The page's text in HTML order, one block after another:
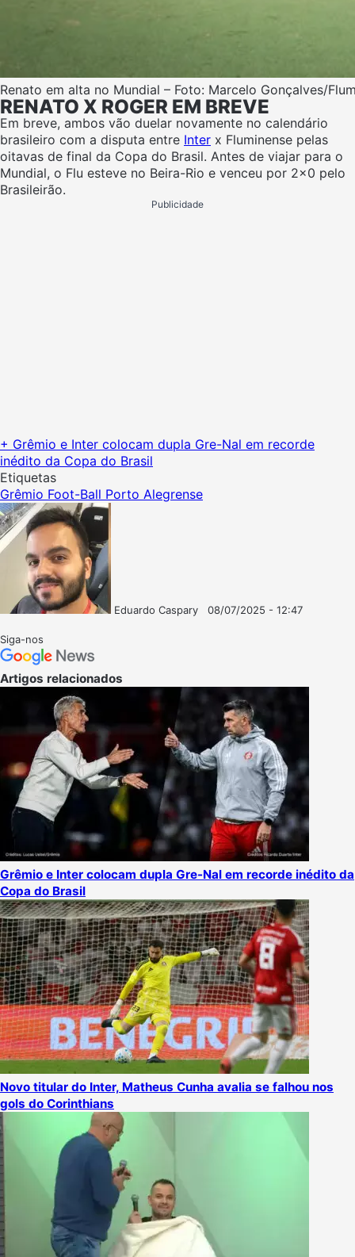
Renato em alta no Mundial – Foto: Marcelo Gonçalves/
RENATO X ROGER EM BREVE
Em breve, ambos vão duelar novamente no calendário
brasileiro com a disputa entre Inter x Fluminense pelas
oitavas de final da Copa do Brasil. Antes de viajar para o
Mundial, o Flu esteve no Beira-Rio e venceu por 2×0 pelo
Brasileirão.
Publicidade
+ Grêmio e Inter colocam dupla Gre-Nal em recorde
inédito da Copa do Brasil
Etiquetas
Grêmio Foot-Ball Porto Alegrense
Eduardo Caspary
08/07/2025 - 12:47
Siga-nos
Artigos relacionados
Grêmio e Inter colocam dupla Gre-Nal em recorde inédito da
Copa do Brasil
Novo titular do Inter, Matheus Cunha avalia se falhou nos
gols do Corinthians